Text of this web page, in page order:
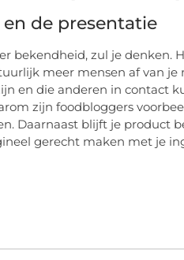
de presentatie
bekendheid, zul je denken.
meer mensen af van
en die anderen in contact
zijn foodbloggers
Daarnaast blijft je product
gerecht maken met je